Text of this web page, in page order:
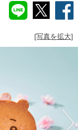
[写真を拡大]